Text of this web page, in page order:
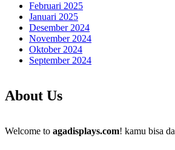
Februari 2025
Januari 2025
Desember 2024
November 2024
Oktober 2024
September 2024
About Us
Welcome to agadisplays.com! kamu bisa